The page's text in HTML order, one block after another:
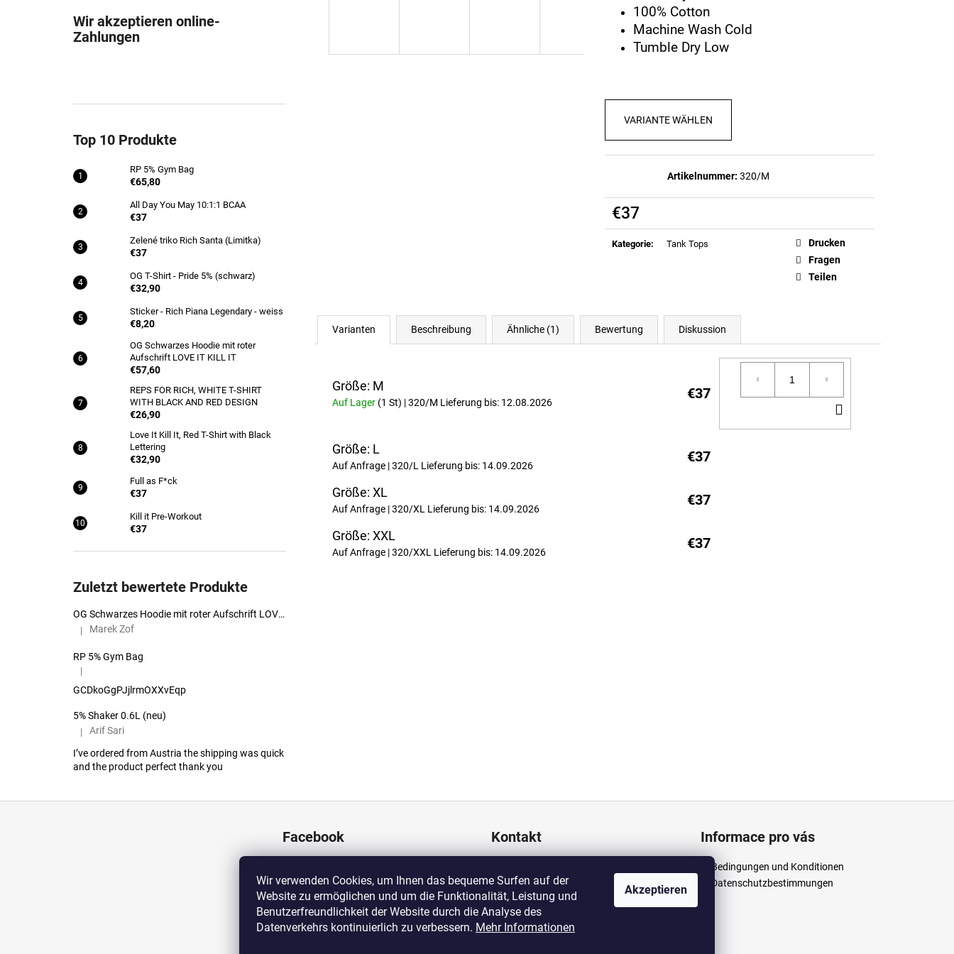
Wir verwenden Cookies, um Ihnen das bequeme Surfen auf der
Website zu ermöglichen und um die Funktionalität, Leistung und
Benutzerfreundlichkeit der Website durch die Analyse des
Datenverkehrs kontinuierlich zu verbessern. Mehr Informationen
Akzeptieren
Wir akzeptieren online-
Zahlungen
Top 10 Produkte
RP 5% Gym Bag
€65,80
All Day You May 10:1:1 BCAA
€37
Zelené triko Rich Santa (Limitka)
€37
OG T-Shirt - Pride 5% (schwarz)
€32,90
Sticker - Rich Piana Legendary - weiss
€8,20
OG Schwarzes Hoodie mit roter
Aufschrift LOVE IT KILL IT
€57,60
REPS FOR RICH, WHITE T-SHIRT
WITH BLACK AND RED DESIGN
€26,90
Love It Kill It, Red T-Shirt with Black
Lettering
€32,90
Full as F*ck
€37
Kill it Pre-Workout
€37
Zuletzt bewertete Produkte
OG Schwarzes Hoodie mit roter Aufschrift LOVE IT KILL IT
Die Produktbewertung beträgt 5 von 5 Sternen.
| Marek Zof
RP 5% Gym Bag
Die Produktbewertung beträgt 5 von 5 Sternen.
|
GCDkoGgPJjlrmOXXvEqp
5% Shaker 0.6L (neu)
Die Produktbewertung beträgt 5 von 5 Sternen.
|
Arif Sari
I’ve ordered from Austria the shipping was quick
and the product perfect thank you
100% Cotton
Machine Wash Cold
Tumble Dry Low
VARIANTE WÄHLEN
Artikelnummer: 320/M
€37
Verkaufspreis:
Kategorie: Tank Tops
Drucken
Fragen
Teilen
Varianten Beschreibung Ähnliche (1) Bewertung Diskussion
Größe: M
Auf Lager (1 St) | 320/M Lieferung bis: 12.08.2026
€37
DEN
Größe: L
Auf Anfrage | 320/L Lieferung bis: 14.09.2026
€37
Größe: XL
Auf Anfrage | 320/XL Lieferung bis: 14.09.2026
€37
Größe: XXL
Auf Anfrage | 320/XXL Lieferung bis: 14.09.2026
€37
€65,80
ZELENÉ TRIKO RICH SANTA (LIMITKA)
€41,10
Facebook Kontakt
+420 725 532 445
https://www.facebook.com/anpush
cz
https://www.instagram.com/anpus
Informace pro vás
Bedingungen und Konditionen
Datenschutzbestimmungen